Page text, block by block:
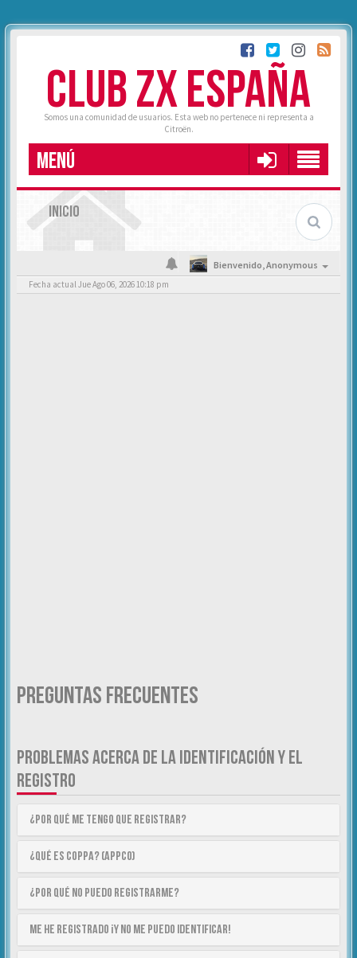
CLUB ZX ESPAÑA
Somos una comunidad de usuarios. Esta web no pertenece ni representa a
Citroën.
MENÚ
INICIO
Bienvenido,Anonymous
Fecha actual Jue Ago 06, 2026 10:18 pm
Preguntas Frecuentes
PROBLEMAS ACERCA DE LA IDENTIFICACIÓN Y EL
REGISTRO
¿Por qué me tengo que registrar?
¿Qué es COPPA? (APPCO)
¿Por qué no puedo registrarme?
Me he registrado ¡y no me puedo identificar!